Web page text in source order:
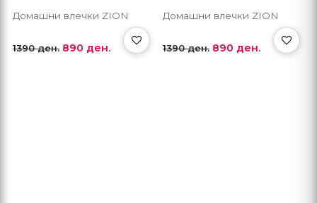
Домашни влечки ZION
1390 ден. 890 ден.
Домашни влечки ZION
1390 ден. 890 ден.